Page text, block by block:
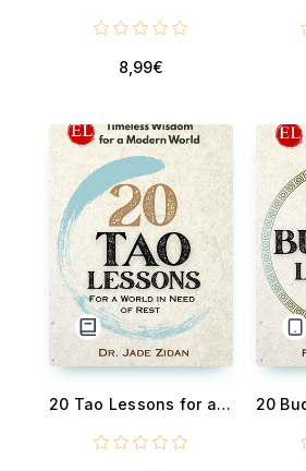
8,99€
20 Tao Lessons for a World in Need of Rest - Timeless Wisdom for a Modern World